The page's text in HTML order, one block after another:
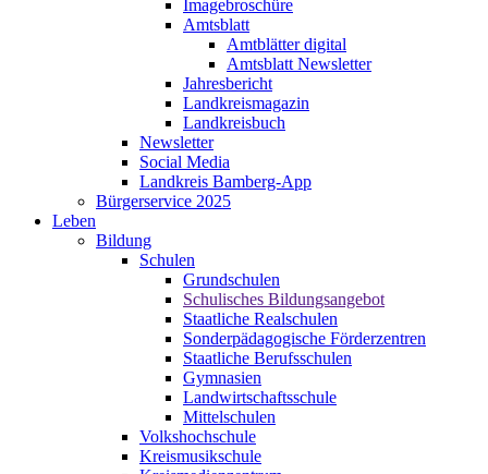
Imagebroschüre
Amtsblatt
Amtblätter digital
Amtsblatt Newsletter
Jahresbericht
Landkreismagazin
Landkreisbuch
Newsletter
Social Media
Landkreis Bamberg-App
Bürgerservice 2025
Leben
Bildung
Schulen
Grundschulen
Schulisches Bildungsangebot
Staatliche Realschulen
Sonderpädagogische Förderzentren
Staatliche Berufsschulen
Gymnasien
Landwirtschaftsschule
Mittelschulen
Volkshochschule
Kreismusikschule